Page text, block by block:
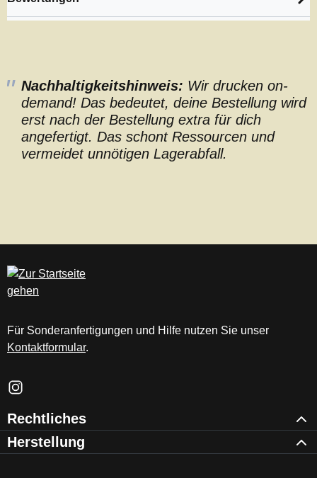
Nachhaltigkeitshinweis: Wir drucken on-
demand! Das bedeutet, deine Bestellung wird
erst nach der Bestellung extra für dich
angefertigt. Das schont Ressourcen und
vermeidet unnötigen Lagerabfall.
Für Sonderanfertigungen und Hilfe nutzen Sie unser
Kontaktformular.
Schau auf Instagram vorbei – öffnet in neuem Tab (externer
Rechtliches
Herstellung